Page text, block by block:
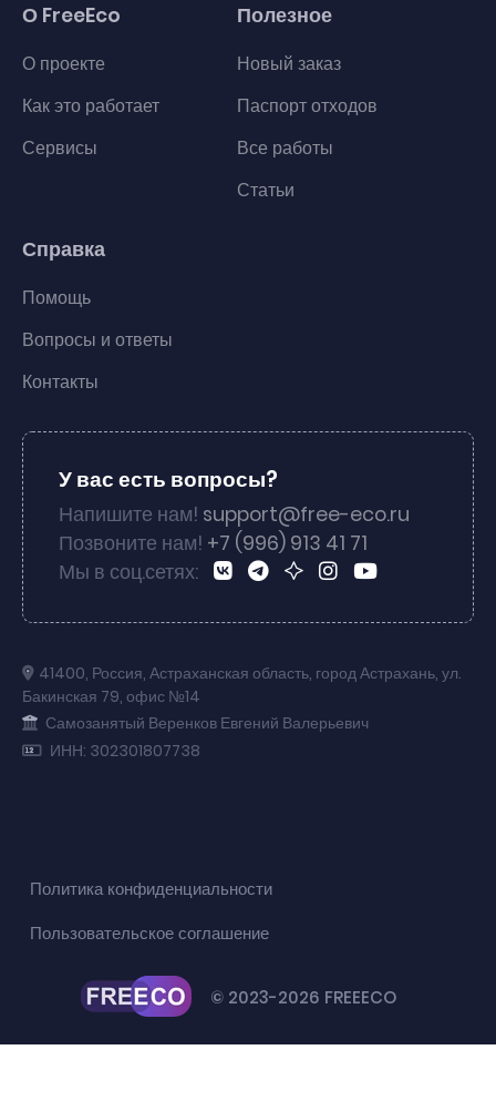
О FreeEco
О проекте
Как это работает
Сервисы
Полезное
Новый заказ
Паспорт отходов
Все работы
Статьи
Справка
Помощь
Вопросы и ответы
Контакты
У вас есть вопросы?
Напишите нам! support@free-eco.ru
Позвоните нам! +7 (996) 913 41 71
Мы в соц.сетях:
41400, Россия, Астраханская область, город Астрахань, ул.
Бакинская 79, офис №14
Самозанятый Веренков Евгений Валерьевич
ИНН: 302301807738
© 2023-2026 FREEECO
Политика конфиденциальности
Пользовательское соглашение